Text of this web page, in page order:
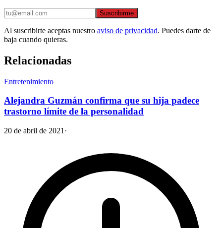
Suscribirme
Al suscribirte aceptas nuestro aviso de privacidad. Puedes darte de
baja cuando quieras.
Relacionadas
Entretenimiento
Alejandra Guzmán confirma que su hija padece
trastorno límite de la personalidad
20 de abril de 2021 ·